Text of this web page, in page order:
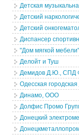
Детская
Детский
Детский
Диспансер
"Дом мягкой мебели"
Делойт и Туш
Демидов Д.Ю., СПД
Одесская
Динамо, ООО
Долфис Промо
Донецкий